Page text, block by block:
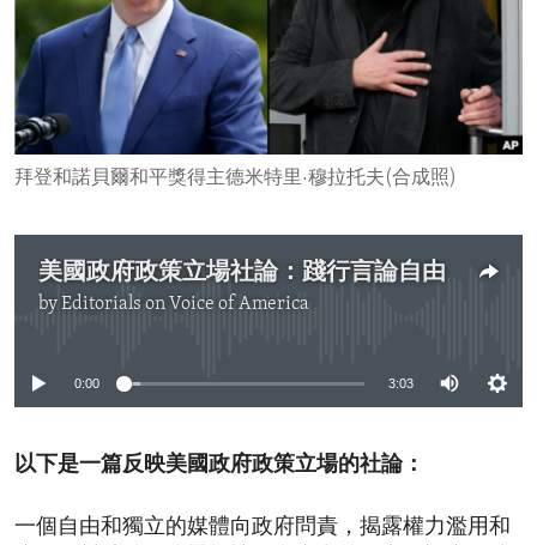
MIDDLE EAST
DEMOCRACY AND GOVERNANCE
ECONOMY AND TRADE
ENVIRONMENT AND HEALTH
IDEALS AND INSTITUTIONS
拜登和諾貝爾和平獎得主德米特里·穆拉托夫(合成照)
美國政府政策立場社論：踐行言論自由
byEditorials on Voice of America
0:00 3:03
以下是一篇反映美國政府政策立場的社論：
一個自由和獨立的媒體向政府問責，揭露權力濫用和